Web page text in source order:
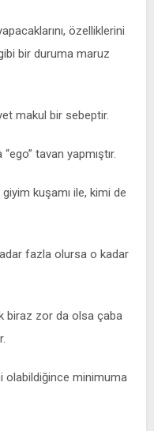
özelliklerini
bir duruma maruz
makul bir sebeptir.
tavan yapmıştır.
giyim kuşamı ile, kimi de
fazla olursa o kadar
biraz zor da olsa çaba
olabildiğince minimuma